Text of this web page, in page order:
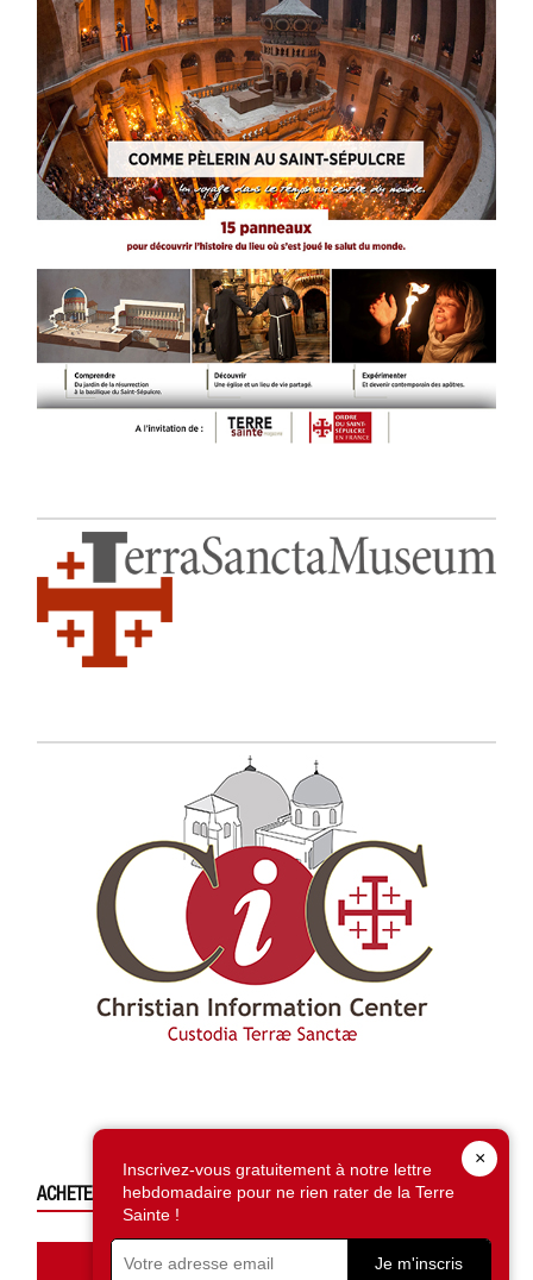
ACHETEZ CE NUMÉRO
Accédez à la boutique
×
Inscrivez-vous gratuitement à notre lettre
hebdomadaire pour ne rien rater de la Terre
Sainte !
Je m'inscris